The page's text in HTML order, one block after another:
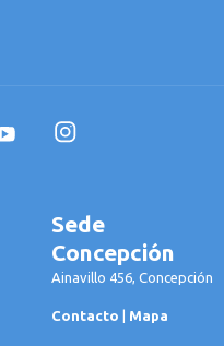
Instagram
Sede
Concepción
Ainavillo 456, Concepción
Contacto | Mapa